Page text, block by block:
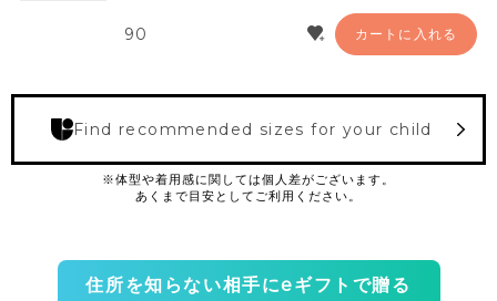
90 カートに入れる
Find recommended sizes for your child
住所を知らない相手にeギフトで贈る